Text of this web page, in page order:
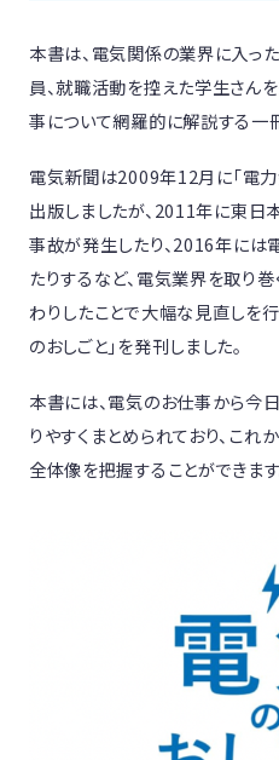
本書は、電気関係の業界に入っ
員、就職活動を控えた学生さん
事について網羅的に解説する一
電気新聞は2009年12月に「電力
出版しましたが、2011年に東
事故が発生したり、2016年に
たりするなど、電気業界を取り
わりしたことで大幅な見直しを
のおしごと」を発刊しました。
本書には、電気のお仕事から今
りやすくまとめられており、こ
全体像を把握することができます